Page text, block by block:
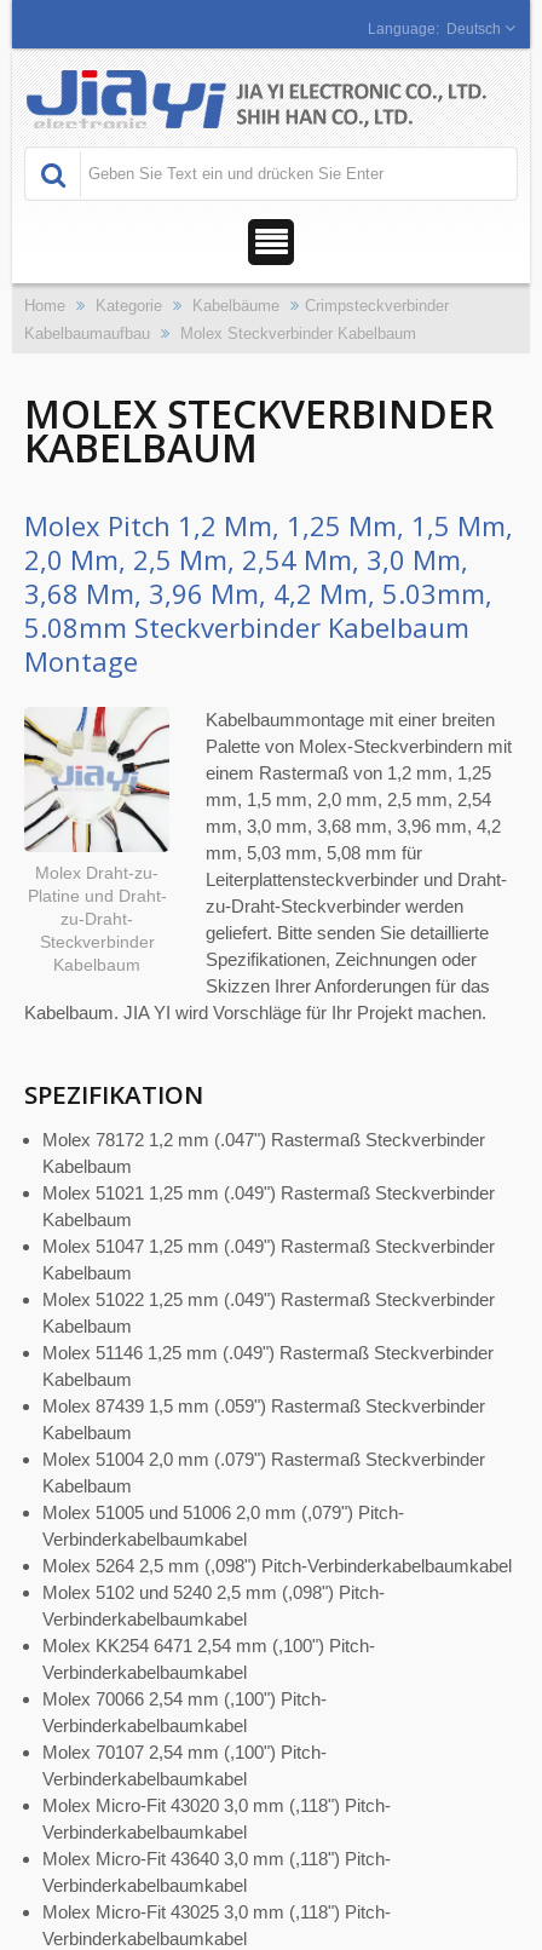
Deutsch
Home Kategorie Kabelbäume
Crimpsteckverbinder
Kabelbaumaufbau
Molex Steckverbinder Kabelbaum
MOLEX STECKVERBINDER
KABELBAUM
Molex Pitch 1,2 Mm, 1,25 Mm, 1,5 Mm,
2,0 Mm, 2,5 Mm, 2,54 Mm, 3,0 Mm,
3,68 Mm, 3,96 Mm, 4,2 Mm, 5.03mm,
5.08mm Steckverbinder Kabelbaum
Montage
Molex Draht-zu-
Platine und Draht-
zu-Draht-
Steckverbinder
Kabelbaum
Kabelbaummontage mit einer breiten
Palette von Molex-Steckverbindern mit
einem Rastermaß von 1,2 mm, 1,25
mm, 1,5 mm, 2,0 mm, 2,5 mm, 2,54
mm, 3,0 mm, 3,68 mm, 3,96 mm, 4,2
mm, 5,03 mm, 5,08 mm für
Leiterplattensteckverbinder und Draht-
zu-Draht-Steckverbinder werden
geliefert. Bitte senden Sie detaillierte
Spezifikationen, Zeichnungen oder
Skizzen Ihrer Anforderungen für das
Kabelbaum. JIA YI wird Vorschläge für Ihr Projekt machen.
SPEZIFIKATION
Molex 78172 1,2 mm (.047") Rastermaß Steckverbinder
Kabelbaum
Molex 51021 1,25 mm (.049") Rastermaß Steckverbinder
Kabelbaum
Molex 51047 1,25 mm (.049") Rastermaß Steckverbinder
Kabelbaum
Molex 51022 1,25 mm (.049") Rastermaß Steckverbinder
Kabelbaum
Molex 51146 1,25 mm (.049") Rastermaß Steckverbinder
Kabelbaum
Molex 87439 1,5 mm (.059") Rastermaß Steckverbinder
Kabelbaum
Molex 51004 2,0 mm (.079") Rastermaß Steckverbinder
Kabelbaum
Molex 51005 und 51006 2,0 mm (,079") Pitch-
Verbinderkabelbaumkabel
Molex 5264 2,5 mm (,098") Pitch-Verbinderkabelbaumkabel
Molex 5102 und 5240 2,5 mm (,098") Pitch-
Verbinderkabelbaumkabel
Molex KK254 6471 2,54 mm (,100") Pitch-
Verbinderkabelbaumkabel
Molex 70066 2,54 mm (,100") Pitch-
Verbinderkabelbaumkabel
Molex 70107 2,54 mm (,100") Pitch-
Verbinderkabelbaumkabel
Molex Micro-Fit 43020 3,0 mm (,118") Pitch-
Verbinderkabelbaumkabel
Molex Micro-Fit 43640 3,0 mm (,118") Pitch-
Verbinderkabelbaumkabel
Molex Micro-Fit 43025 3,0 mm (,118") Pitch-
Verbinderkabelbaumkabel